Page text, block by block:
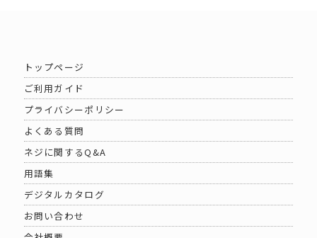
トップページ
ご利用ガイド
プライバシーポリシー
よくある質問
ネジに関するQ&A
用語集
デジタルカタログ
お問い合わせ